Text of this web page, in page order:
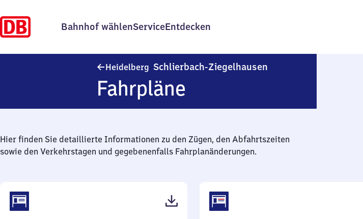
Bahnhof wählenServiceEntdecken
Heidelberg Schlierbach-Ziegelhausen
Fahrpläne
Hier finden Sie detaillierte Informationen zu den Zügen, den Abfahrtszeiten
sowie den Verkehrstagen und gegebenenfalls Fahrplanänderungen.